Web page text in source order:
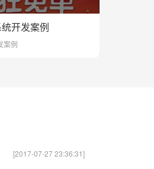
开发案例
案例
[2017-07-27 23:36:31]